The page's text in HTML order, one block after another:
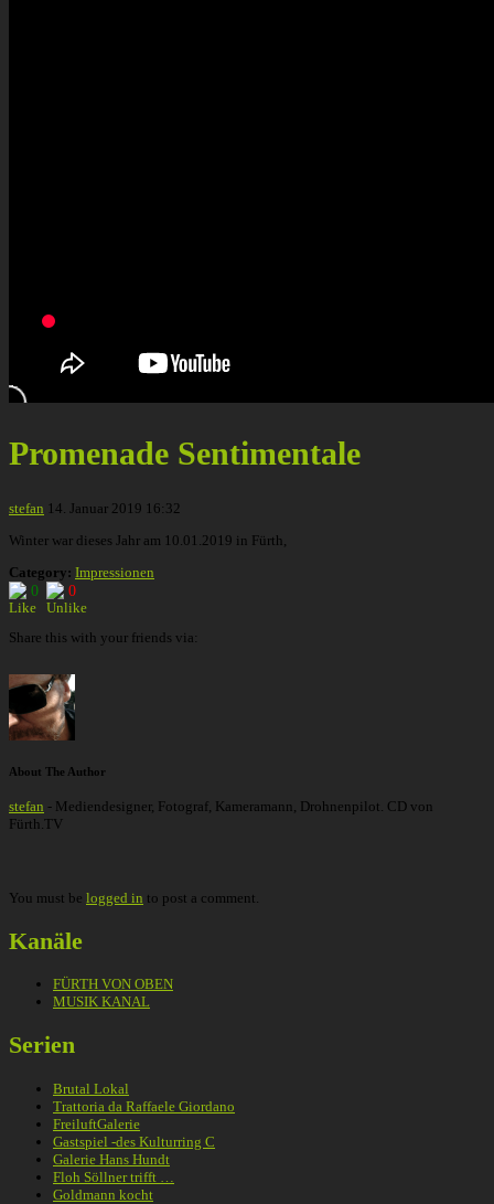
Promenade Sentimentale
stefan 14. Januar 2019 16:32
Winter war dieses Jahr am 10.01.2019 in Fürth,
Category: Impressionen
0
0
Share this with your friends via:
About The Author
stefan - Mediendesigner, Fotograf, Kameramann, Drohnenpilot. CD von
Fürth.TV
You must be logged in to post a comment.
Kanäle
FÜRTH VON OBEN
MUSIK KANAL
Serien
Brutal Lokal
Trattoria da Raffaele Giordano
FreiluftGalerie
Gastspiel -des Kulturring C
Galerie Hans Hundt
Floh Söllner trifft …
Goldmann kocht